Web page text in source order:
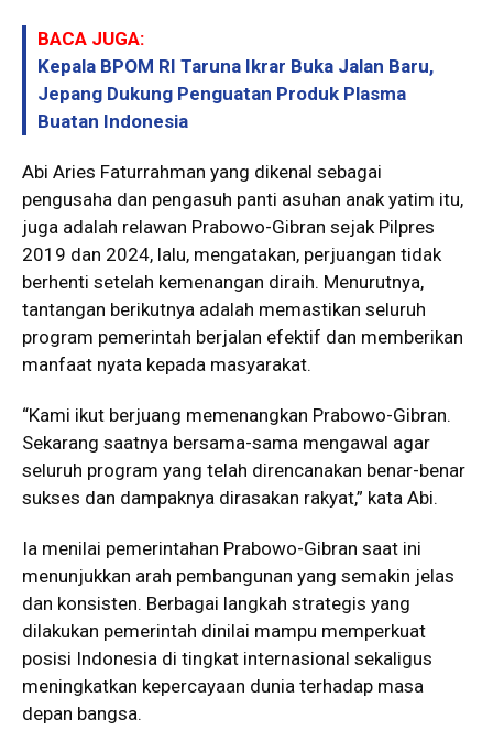
BACA JUGA:
Kepala BPOM RI Taruna Ikrar Buka Jalan Baru,
Jepang Dukung Penguatan Produk Plasma
Buatan Indonesia
Abi Aries Faturrahman yang dikenal sebagai
pengusaha dan pengasuh panti asuhan anak yatim itu,
juga adalah relawan Prabowo-Gibran sejak Pilpres
2019 dan 2024, lalu, mengatakan, perjuangan tidak
berhenti setelah kemenangan diraih. Menurutnya,
tantangan berikutnya adalah memastikan seluruh
program pemerintah berjalan efektif dan memberikan
manfaat nyata kepada masyarakat.
“Kami ikut berjuang memenangkan Prabowo-Gibran.
Sekarang saatnya bersama-sama mengawal agar
seluruh program yang telah direncanakan benar-benar
sukses dan dampaknya dirasakan rakyat,” kata Abi.
Ia menilai pemerintahan Prabowo-Gibran saat ini
menunjukkan arah pembangunan yang semakin jelas
dan konsisten. Berbagai langkah strategis yang
dilakukan pemerintah dinilai mampu memperkuat
posisi Indonesia di tingkat internasional sekaligus
meningkatkan kepercayaan dunia terhadap masa
depan bangsa.